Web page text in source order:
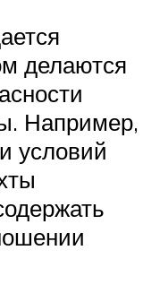
делаются
Например,
условий